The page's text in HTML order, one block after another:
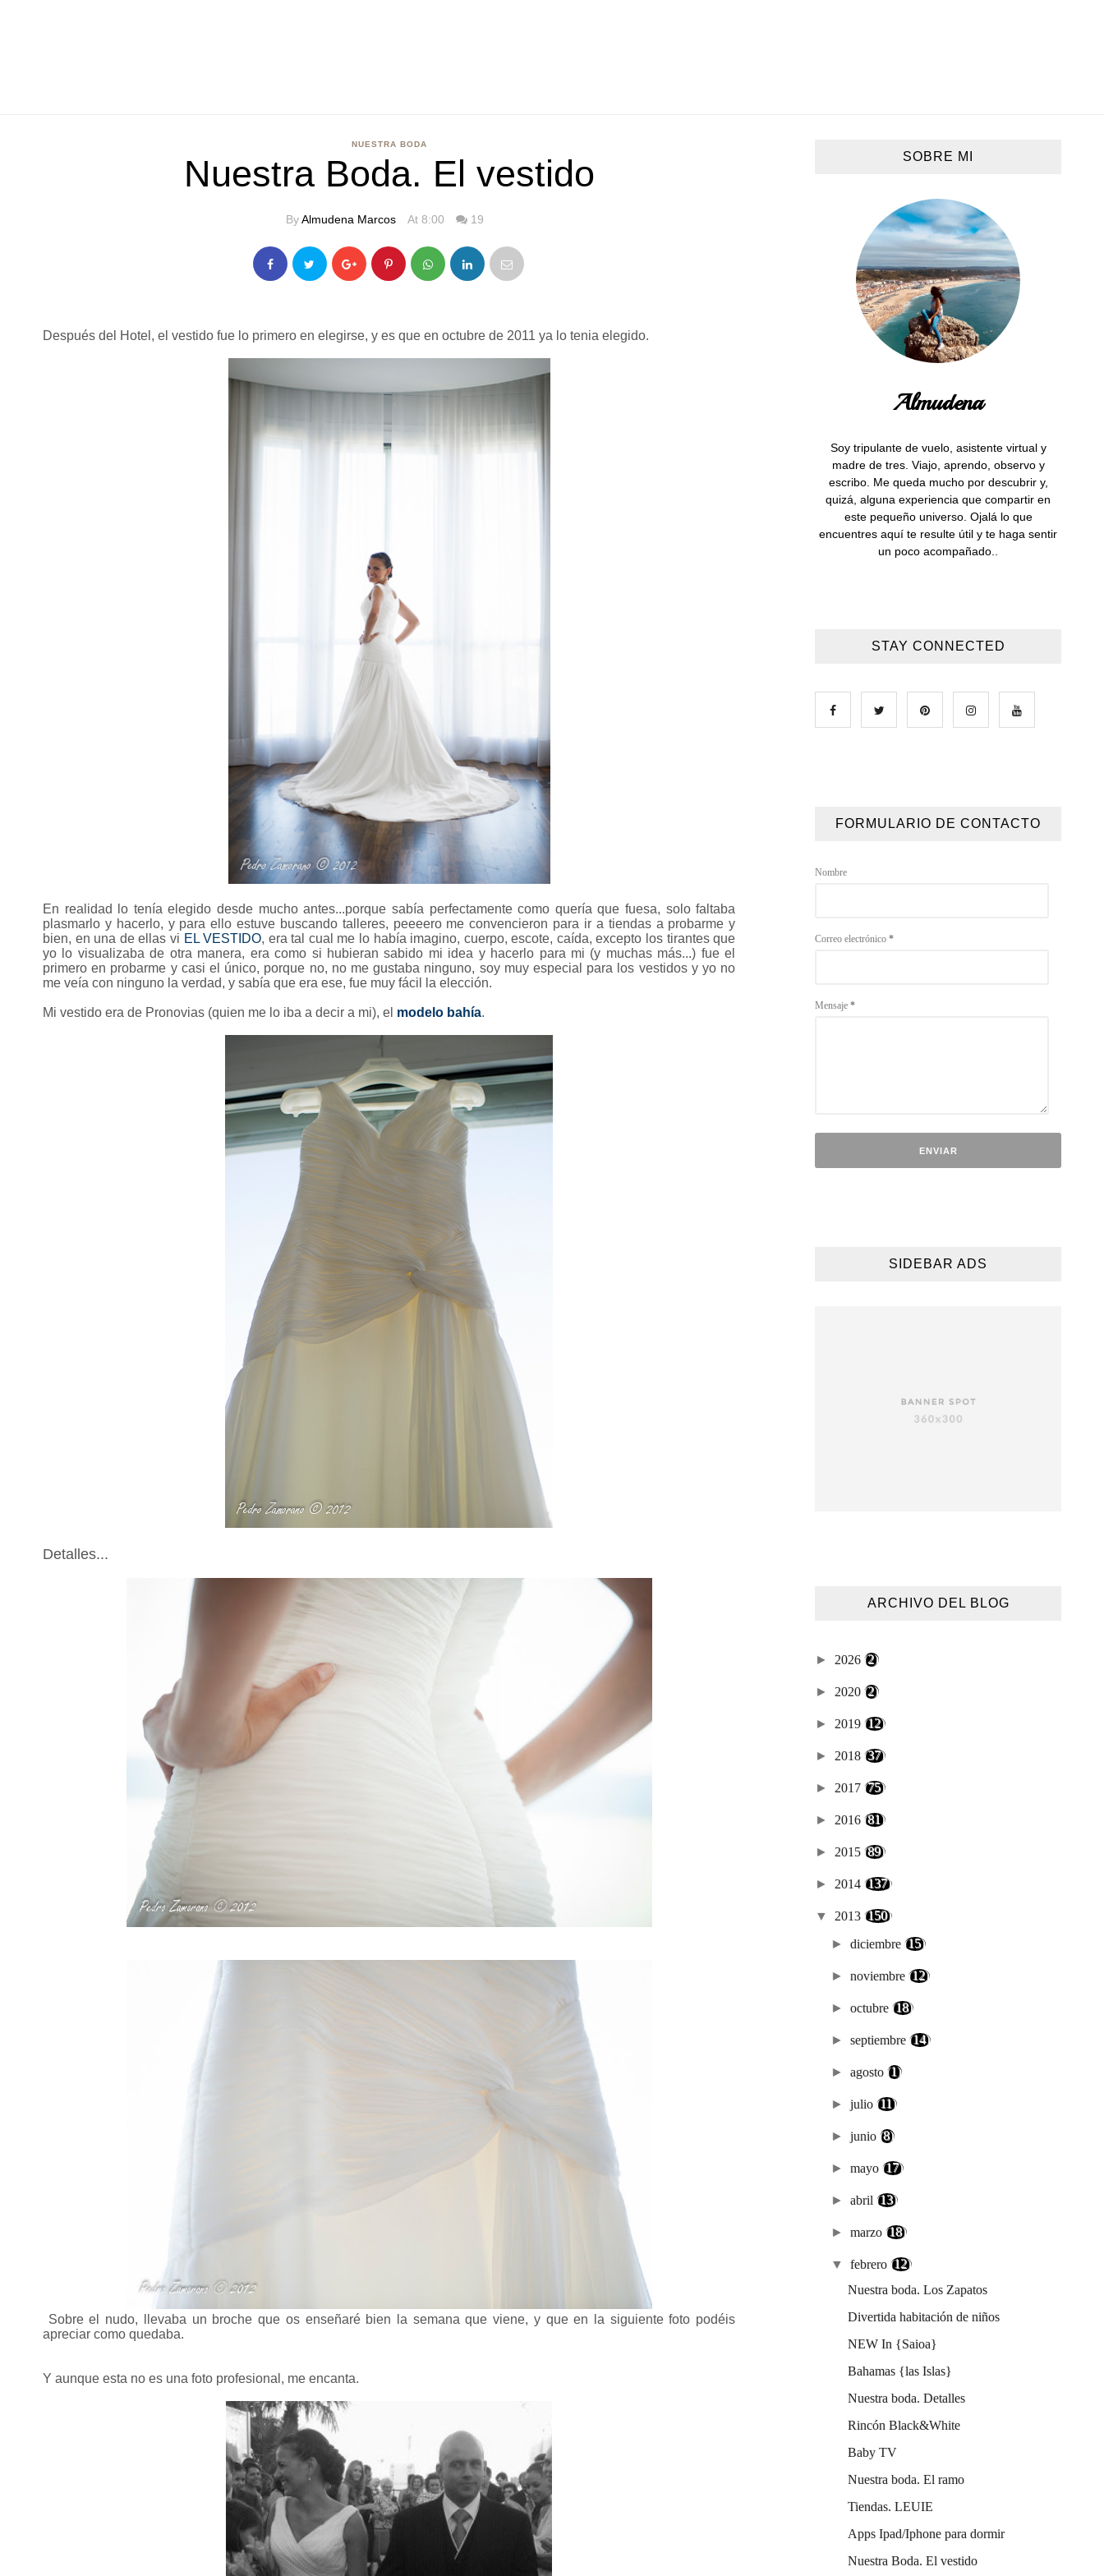
NUESTRA BODA
Nuestra Boda. El vestido
ByAlmudena Marcos At 8:00 19
Después del Hotel, el vestido fue lo primero en elegirse, y es que en octubre de 2011 ya lo tenia elegido.
En realidad lo tenía elegido desde mucho antes...porque sabía perfectamente como quería que fuesa, solo faltaba
plasmarlo y hacerlo, y para ello estuve buscando talleres, peeeero me convencieron para ir a tiendas a probarme y
bien, en una de ellas vi EL VESTIDO, era tal cual me lo había imagino, cuerpo, escote, caída, excepto los tirantes que
yo lo visualizaba de otra manera, era como si hubieran sabido mi idea y hacerlo para mi (y muchas más...) fue el
primero en probarme y casi el único, porque no, no me gustaba ninguno, soy muy especial para los vestidos y yo no
me veía con ninguno la verdad, y sabía que era ese, fue muy fácil la elección.
Mi vestido era de Pronovias (quien me lo iba a decir a mi), el modelo bahía.
Detalles...
Sobre el nudo, llevaba un broche que os enseñaré bien la semana que viene, y que en la siguiente foto podéis
apreciar como quedaba.
Y aunque esta no es una foto profesional, me encanta.
SOBRE MI
Almudena
Soy tripulante de vuelo, asistente virtual y
madre de tres. Viajo, aprendo, observo y
escribo. Me queda mucho por descubrir y,
quizá, alguna experiencia que compartir en
este pequeño universo. Ojalá lo que
encuentres aquí te resulte útil y te haga sentir
un poco acompañado..
STAY CONNECTED
FORMULARIO DE CONTACTO
Nombre
Correo electrónico *
Mensaje *
SIDEBAR ADS
ARCHIVO DEL BLOG
► 2026 (2)
► 2020 (2)
► 2019 (12)
► 2018 (37)
► 2017 (75)
► 2016 (81)
► 2015 (89)
► 2014 (137)
▼ 2013 (150)
►diciembre (15)
►noviembre (12)
►octubre (18)
►septiembre (14)
►agosto(1)
►julio(11)
►junio(8)
►mayo (17)
►abril (13)
►marzo (18)
▼febrero (12)
Nuestra boda. Los Zapatos
Divertida habitación de niños
NEW In {Saioa}
Bahamas {las Islas}
Nuestra boda. Detalles
Rincón Black&White
Baby TV
Nuestra boda. El ramo
Tiendas. LEUIE
Apps Ipad/Iphone para dormir
Nuestra Boda. El vestido